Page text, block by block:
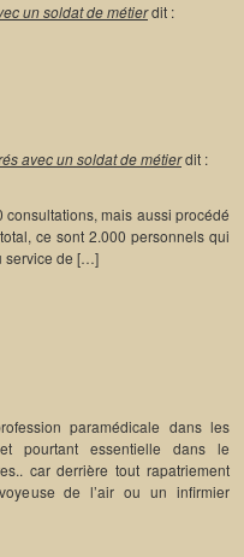
un soldat de métierdit :
avec un soldat de métierdit :
mais aussi procédé
ce sont 2.000 personnels qui
service de […]
paramédicale dans les
pourtant essentielle dans le
car derrière tout rapatriement
de l’air ou un infirmier